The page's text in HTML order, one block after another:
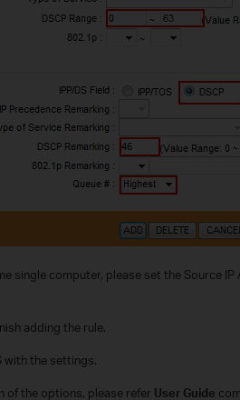
single computer, please set the Source
adding the rule.
with the settings.
of the options, please refer User Guide